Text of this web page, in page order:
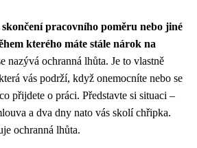
pracovního poměru nebo jiné
kterého máte stále nárok na
nazývá ochranná lhůta. Je to vlastně
vás podrží, když onemocníte nebo se
přijdete o práci. Představte si situaci –
a dva dny nato vás skolí chřipka.
ochranná lhůta.